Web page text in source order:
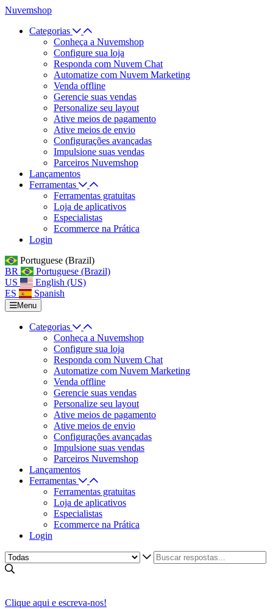
Nuvemshop
Categorias
Conheça a Nuvemshop
Configure sua loja
Responda com Nuvem Chat
Automatize com Nuvem Marketing
Venda offline
Gerencie suas vendas
Personalize seu layout
Ative meios de pagamento
Ative meios de envio
Configurações avançadas
Impulsione suas vendas
Parceiros Nuvemshop
Lançamentos
Ferramentas
Ferramentas gratuitas
Loja de aplicativos
Especialistas
Ecommerce na Prática
Login
Portuguese (Brazil)
BR
Portuguese (Brazil)
US
English (US)
ES
Spanish
Menu
Categorias
Conheça a Nuvemshop
Configure sua loja
Responda com Nuvem Chat
Automatize com Nuvem Marketing
Venda offline
Gerencie suas vendas
Personalize seu layout
Ative meios de pagamento
Ative meios de envio
Configurações avançadas
Impulsione suas vendas
Parceiros Nuvemshop
Lançamentos
Ferramentas
Ferramentas gratuitas
Loja de aplicativos
Especialistas
Ecommerce na Prática
Login
Clique aqui e escreva-nos!